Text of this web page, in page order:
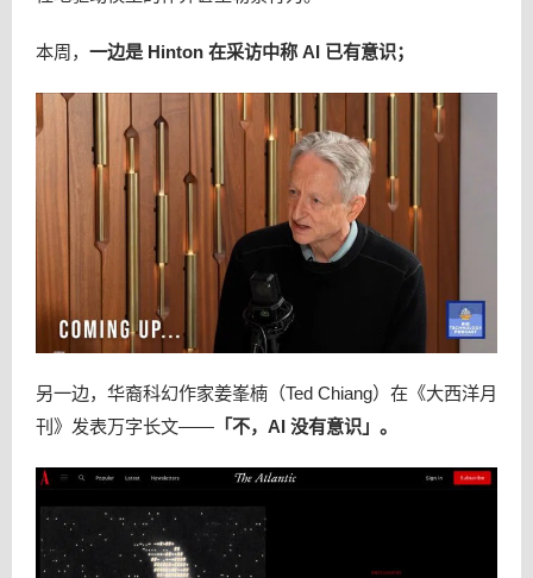
本周， 一边是 Hinton 在采访中称 AI 已有意识；
另一边，华裔科幻作家姜峯楠（Ted Chiang）在《大西洋月
刊》发表万字长文—— 「不，AI 没有意识」。